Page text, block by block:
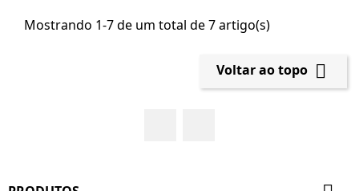
Mostrando 1-7 de um total de 7 artigo(s)
Voltar ao topo 